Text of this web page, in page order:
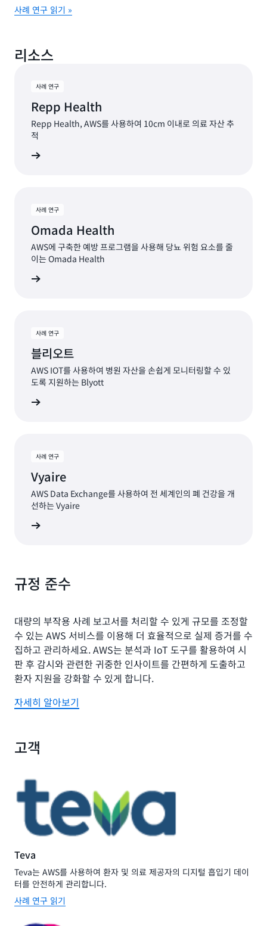
사례 연구 읽기 »
리소스
사례 연구
Repp Health
Repp Health, AWS를 사용하여 10cm 이내로 의료 자산 추
적
사례 연구
Omada Health
AWS에 구축한 예방 프로그램을 사용해 당뇨 위험 요소를 줄
이는 Omada Health
사례 연구
블리오트
AWS IOT를 사용하여 병원 자산을 손쉽게 모니터링할 수 있
도록 지원하는 Blyott
사례 연구
Vyaire
AWS Data Exchange를 사용하여 전 세계인의 폐 건강을 개
선하는 Vyaire
규정 준수
대량의 부작용 사례 보고서를 처리할 수 있게 규모를 조정할
수 있는 AWS 서비스를 이용해 더 효율적으로 실제 증거를 수
집하고 관리하세요. AWS는 분석과 IoT 도구를 활용하여 시
판 후 감시와 관련한 귀중한 인사이트를 간편하게 도출하고
환자 지원을 강화할 수 있게 합니다.
자세히 알아보기
고객
Teva
Teva는 AWS를 사용하여 환자 및 의료 제공자의 디지털 흡입기 데이
터를 안전하게 관리합니다.
사례 연구 읽기